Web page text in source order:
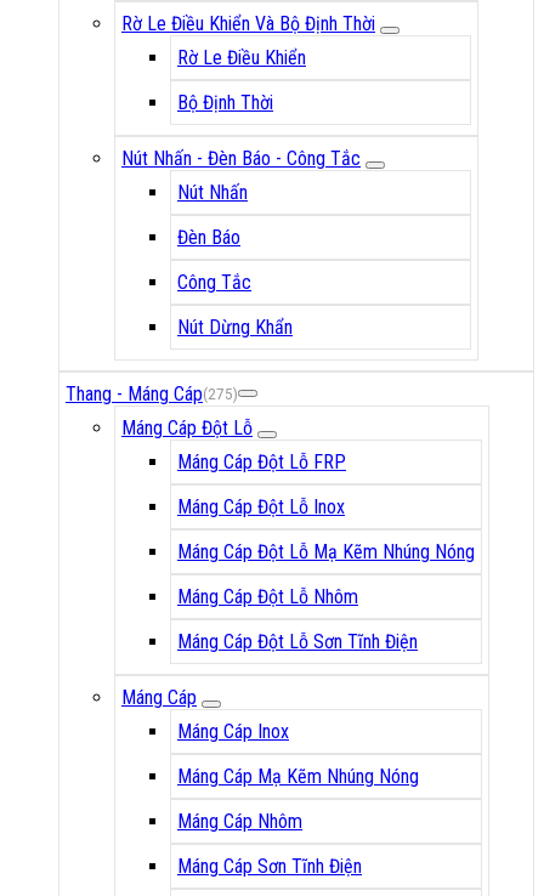
Rờ Le Điều Khiển Và Bộ Định Thời
Rờ Le Điều Khiển
Bộ Định Thời
Nút Nhấn - Đèn Báo - Công Tắc
Nút Nhấn
Đèn Báo
Công Tắc
Nút Dừng Khẩn
Thang - Máng Cáp(275)
Máng Cáp Đột Lỗ
Máng Cáp Đột Lỗ FRP
Máng Cáp Đột Lỗ Inox
Máng Cáp Đột Lỗ Mạ Kẽm Nhúng Nóng
Máng Cáp Đột Lỗ Nhôm
Máng Cáp Đột Lỗ Sơn Tĩnh Điện
Máng Cáp
Máng Cáp Inox
Máng Cáp Mạ Kẽm Nhúng Nóng
Máng Cáp Nhôm
Máng Cáp Sơn Tĩnh Điện